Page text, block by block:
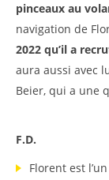
pinceaux au
navigation de
2022 qu’il a
aura aussi avec
Beier, qui a une
F.D.
Florent est